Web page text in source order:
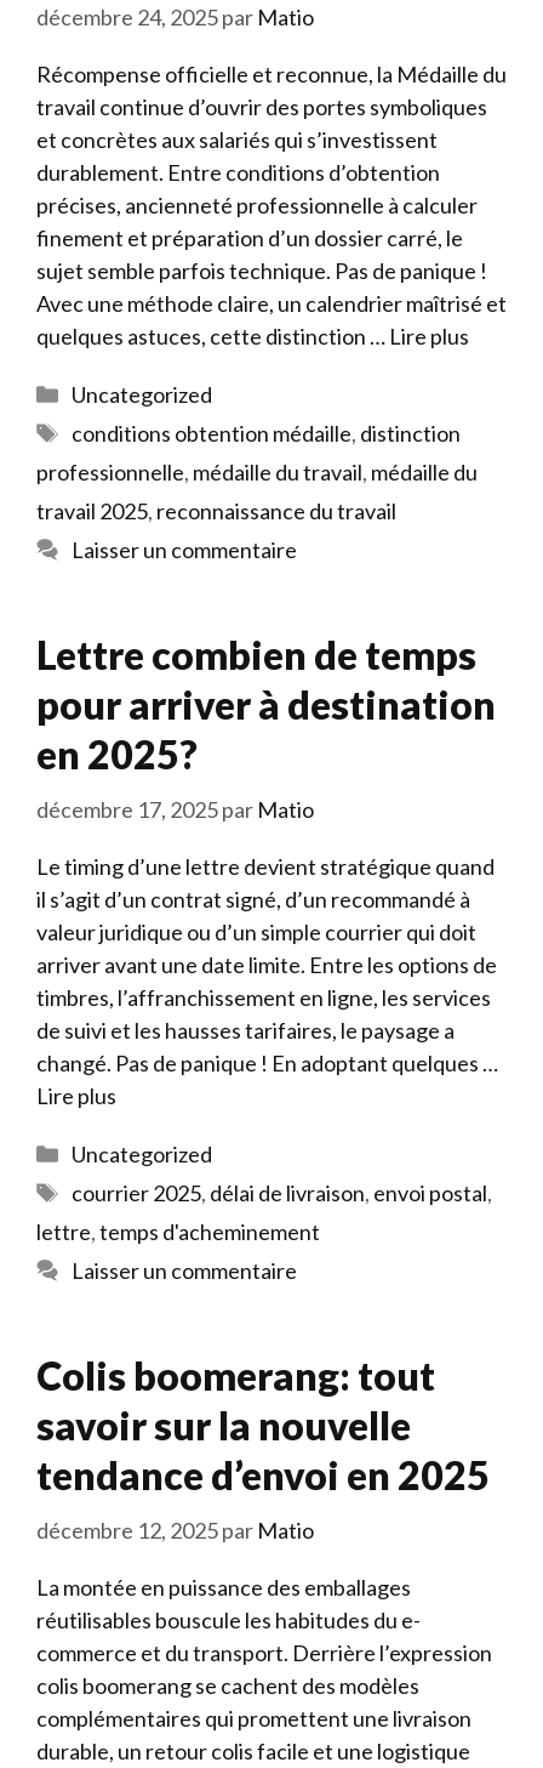
décembre 24, 2025par Matio
Récompense officielle et reconnue, la Médaille du
travail continue d’ouvrir des portes symboliques
et concrètes aux salariés qui s’investissent
durablement. Entre conditions d’obtention
précises, ancienneté professionnelle à calculer
finement et préparation d’un dossier carré, le
sujet semble parfois technique. Pas de panique !
Avec une méthode claire, un calendrier maîtrisé et
quelques astuces, cette distinction … Lire plus
Catégories
Uncategorized
Étiquettes
conditions obtention médaille, distinction
professionnelle, médaille du travail, médaille du
travail 2025, reconnaissance du travail
Laisser un commentaire
Lettre combien de temps
pour arriver à destination
en 2025?
décembre 17, 2025par Matio
Le timing d’une lettre devient stratégique quand
il s’agit d’un contrat signé, d’un recommandé à
valeur juridique ou d’un simple courrier qui doit
arriver avant une date limite. Entre les options de
timbres, l’affranchissement en ligne, les services
de suivi et les hausses tarifaires, le paysage a
changé. Pas de panique ! En adoptant quelques …
Lire plus
Catégories
Uncategorized
Étiquettes
courrier 2025, délai de livraison, envoi postal,
lettre,temps d'acheminement
Laisser un commentaire
Colis boomerang: tout
savoir sur la nouvelle
tendance d’envoi en 2025
décembre 12, 2025par Matio
La montée en puissance des emballages
réutilisables bouscule les habitudes du e-
commerce et du transport. Derrière l’expression
colis boomerang se cachent des modèles
complémentaires qui promettent une livraison
durable, un retour colis facile et une logistique